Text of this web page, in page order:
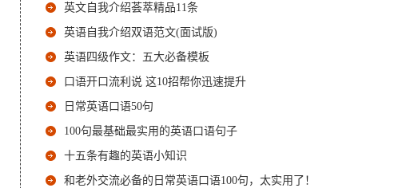
英文自我介绍荟萃精品11条
英语自我介绍双语范文(面试版)
英语四级作文：五大必备模板
口语开口流利说 这10招帮你迅速提升
日常英语口语50句
100句最基础最实用的英语口语句子
十五条有趣的英语小知识
和老外交流必备的日常英语口语100句，太实用了！